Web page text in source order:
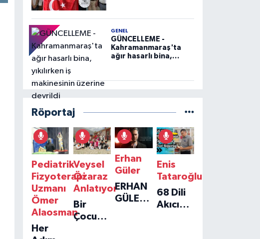
GENEL
GÜNCELLEME -
Kahramanmaraş'ta
ağır hasarlı bina,
devrildi
Röportaj
Pediatrik
Fizyoterapi
Uzmanı
Ömer
Alaosman
Her
Veysel
Özaraz
Anlatıyor
Bir
Çocuğun
Erhan
Güler
ERHAN
GÜLER'IN
Enis
Tataroğlu
68 Dili
Akıcı